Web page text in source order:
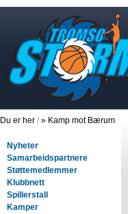
Du er her /» Kamp mot Bærum
Nyheter
Samarbeidspartnere
Støttemedlemmer
Klubbnett
Spillerstall
Kamper